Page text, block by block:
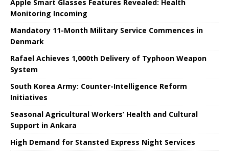
Apple Smart Glasses Features Revealed: Health
Monitoring Incoming
Mandatory 11-Month Military Service Commences in
Denmark
Rafael Achieves 1,000th Delivery of Typhoon Weapon
System
South Korea Army: Counter-Intelligence Reform
Initiatives
Seasonal Agricultural Workers’ Health and Cultural
Support in Ankara
High Demand for Stansted Express Night Services